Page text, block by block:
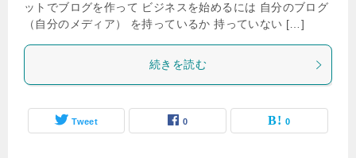
ットでブログを作って ビジネスを始めるには 自分のブログ
（自分のメディア） を持っているか 持っていない […]
続きを読む
Tweet 0 0